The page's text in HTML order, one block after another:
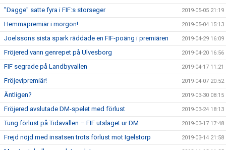
"Dagge" satte fyra i FIF:s storseger 2019-05-05 21:19
Hemmapremiär i morgon! 2019-05-04 15:13
Joelssons sista spark räddade en FIF-poäng i premiären 2019-04-29 16:09
Fröjered vann genrepet på Ulvesborg 2019-04-20 16:56
FIF segrade på Landbyvallen 2019-04-17 11:21
Fröjevipremiär! 2019-04-07 20:52
Äntligen? 2019-03-30 08:15
Fröjered avslutade DM-spelet med förlust 2019-03-24 18:13
Tung förlust på Tidavallen – FIF utslaget ur DM 2019-03-17 17:48
Frejd nöjd med insatsen trots förlust mot Igelstorp 2019-03-14 21:58